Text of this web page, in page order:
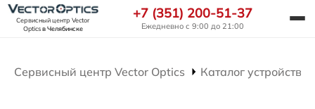
Сервисный центр Vector
Opticsв Челябинске
+7 (351) 200-51-37
Ежедневно с 9:00 до 21:00
Сервисный центр Vector Optics Каталог устройств